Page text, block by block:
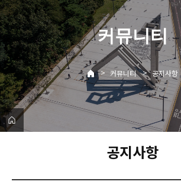
커뮤니티
> 커뮤니티 > 공지사항
공지사항